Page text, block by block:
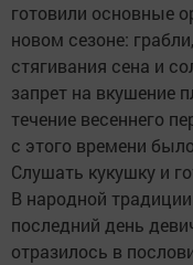
готовили основные
новом сезоне:
стягивания сена и
запрет на вкушение
течение весеннего
с этого времени
Слушать кукушку и
В народной
последний день
отразилось в